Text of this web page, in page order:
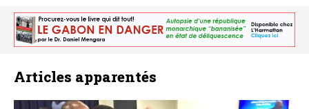
Articles apparentés